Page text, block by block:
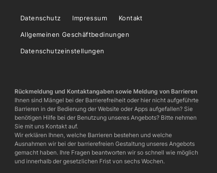
Datenschutz Impressum Kontakt
Allgemeinen Geschäftbedinungen
Datenschutzeinstellungen
Rückmeldung und Kontaktangaben sowie Meldung von Barrieren
Ihnen sind Mängel bei der Barrierefreiheit oder hier nicht aufgeführte
Barrieren in der Bedienung der Website oder Apps aufgefallen? Sie
benötigen Hilfe bei der Benutzung unseres Angebots? Bitte nehmen
Sie mit uns Kontakt auf.
Wir erklären Ihnen, welche Barrieren bestehen und welche
Ausnahmen wir bei der barrierefreien Gestaltung unseres Angebots
gemacht haben. Ihre Fragen beantworten wir so schnell wie möglich
und innerhalb der gesetzlichen Frist von sechs Wochen.